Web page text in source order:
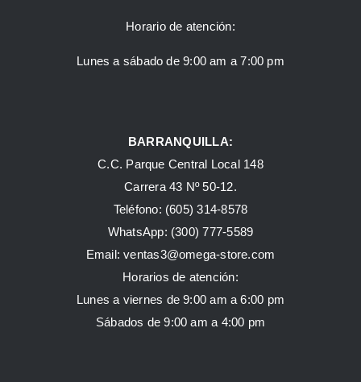
Horario de atención:
Lunes a sábado de 9:00 am a 7:00 pm
BARRANQUILLA:
C.C. Parque Central Local 148
Carrera 43 Nº 50-12.
Teléfono: (605) 314-8578
WhatsApp: (300) 777-5589
Email: ventas3@omega-store.com
Horarios de atención:
Lunes a viernes de 9:00 am a 6:00 pm
Sábados de 9:00 am a 4:00 pm